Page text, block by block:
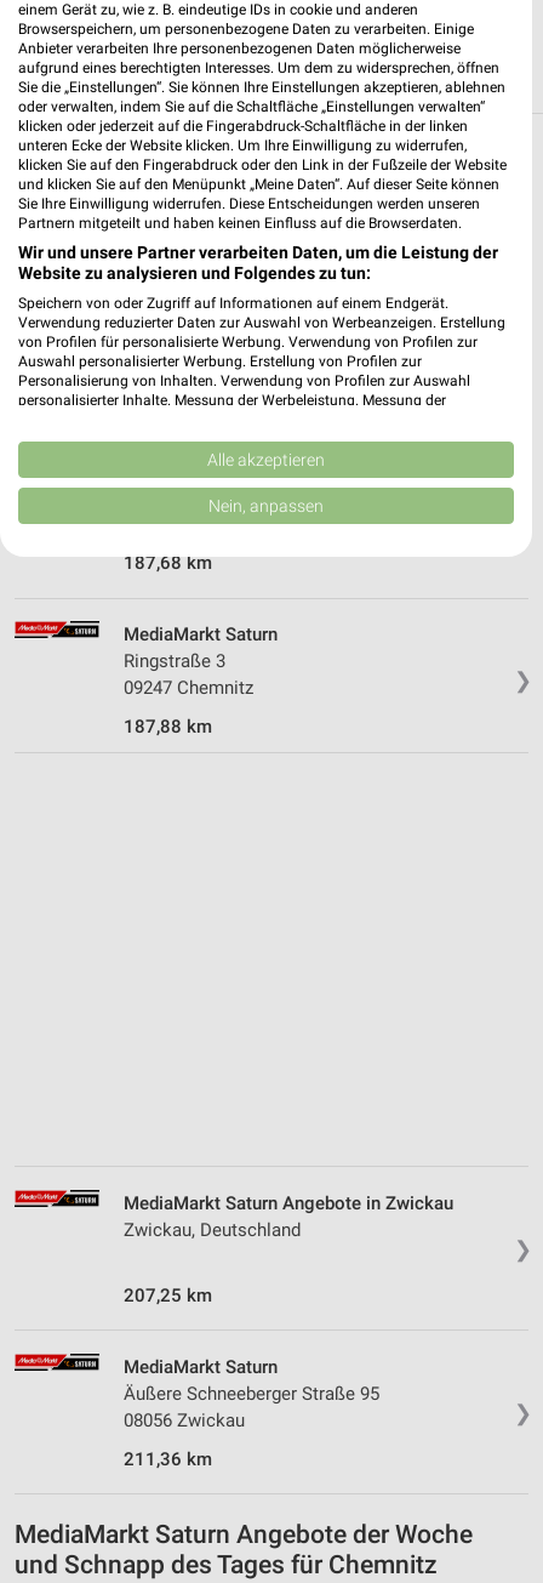
Weitere MediaMarkt Saturn Geschäfte mit
Angeboten in und um Chemnitz
5 Geschäfte und Orte
MediaMarkt Saturn
Thomas-Mann-Platz 1
09130 Chemnitz
188,88 km
❯
MediaMarkt Saturn
09247 Chemnitz
187,68 km
❯
MediaMarkt Saturn
Ringstraße 3
09247 Chemnitz
187,88 km
❯
MediaMarkt Saturn Angebote in Zwickau
Zwickau, Deutschland
207,25 km
❯
MediaMarkt Saturn
Äußere Schneeberger Straße 95
08056 Zwickau
211,36 km
MediaMarkt Saturn Angebote der Woche
und Schnapp des Tages für Chemnitz
einem Gerät zu, wie z. B. eindeutige IDs in cookie und anderen
Browserspeichern, um personenbezogene Daten zu verarbeiten. Einige
Anbieter verarbeiten Ihre personenbezogenen Daten möglicherweise
aufgrund eines berechtigten Interesses. Um dem zu widersprechen, öffnen
Sie die „Einstellungen“. Sie können Ihre Einstellungen akzeptieren, ablehnen
oder verwalten, indem Sie auf die Schaltfläche „Einstellungen verwalten“
klicken oder jederzeit auf die Fingerabdruck-Schaltfläche in der linken
unteren Ecke der Website klicken. Um Ihre Einwilligung zu widerrufen,
klicken Sie auf den Fingerabdruck oder den Link in der Fußzeile der Website
und klicken Sie auf den Menüpunkt „Meine Daten“. Auf dieser Seite können
Sie Ihre Einwilligung widerrufen. Diese Entscheidungen werden unseren
Partnern mitgeteilt und haben keinen Einfluss auf die Browserdaten.
Wir und unsere Partner verarbeiten Daten, um die Leistung der
Website zu analysieren und Folgendes zu tun:
Speichern von oder Zugriff auf Informationen auf einem Endgerät.
Verwendung reduzierter Daten zur Auswahl von Werbeanzeigen. Erstellung
von Profilen für personalisierte Werbung. Verwendung von Profilen zur
Auswahl personalisierter Werbung. Erstellung von Profilen zur
Personalisierung von Inhalten. Verwendung von Profilen zur Auswahl
personalisierter Inhalte. Messung der Werbeleistung. Messung der
Kombinationen von Daten aus verschiedenen Quellen. Entwicklung und
Verbesserung der Angebote. Verwendung reduzierter Daten zur Auswahl
von Inhalten.
Daten können außerhalb der Europäischen Union weitergegeben und in die
USA gesendet werden.
Website/App.
Wir nutzen Ihre Daten für folgende Zwecke:
IAB-Verarbeitungszwecke:
Speichern von oder Zugriff auf Informationen
Analyse von Zielgruppen durch Statistiken oder
Kombinationen von Daten aus verschiedenen
Entwicklung und Verbesserung der Angebote
Verwendung reduzierter Daten zur Auswahl von
Inhalten
IAB-Besonderheiten:
Verwendung genauer Standortdaten
Informationen identifizieren
Nicht-IAB-Verarbeitungszwecke:
Alle akzeptieren
Nein, anpassen